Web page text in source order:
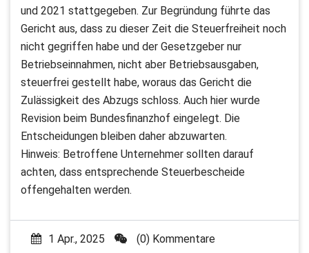
und 2021 stattgegeben. Zur Begründung führte das
Gericht aus, dass zu dieser Zeit die Steuerfreiheit noch
nicht gegriffen habe und der Gesetzgeber nur
Betriebseinnahmen, nicht aber Betriebsausgaben,
steuerfrei gestellt habe, woraus das Gericht die
Zulässigkeit des Abzugs schloss. Auch hier wurde
Revision beim Bundesfinanzhof eingelegt. Die
Entscheidungen bleiben daher abzuwarten.
Hinweis: Betroffene Unternehmer sollten darauf
achten, dass entsprechende Steuerbescheide
offengehalten werden.
1 Apr., 2025
(0) Kommentare